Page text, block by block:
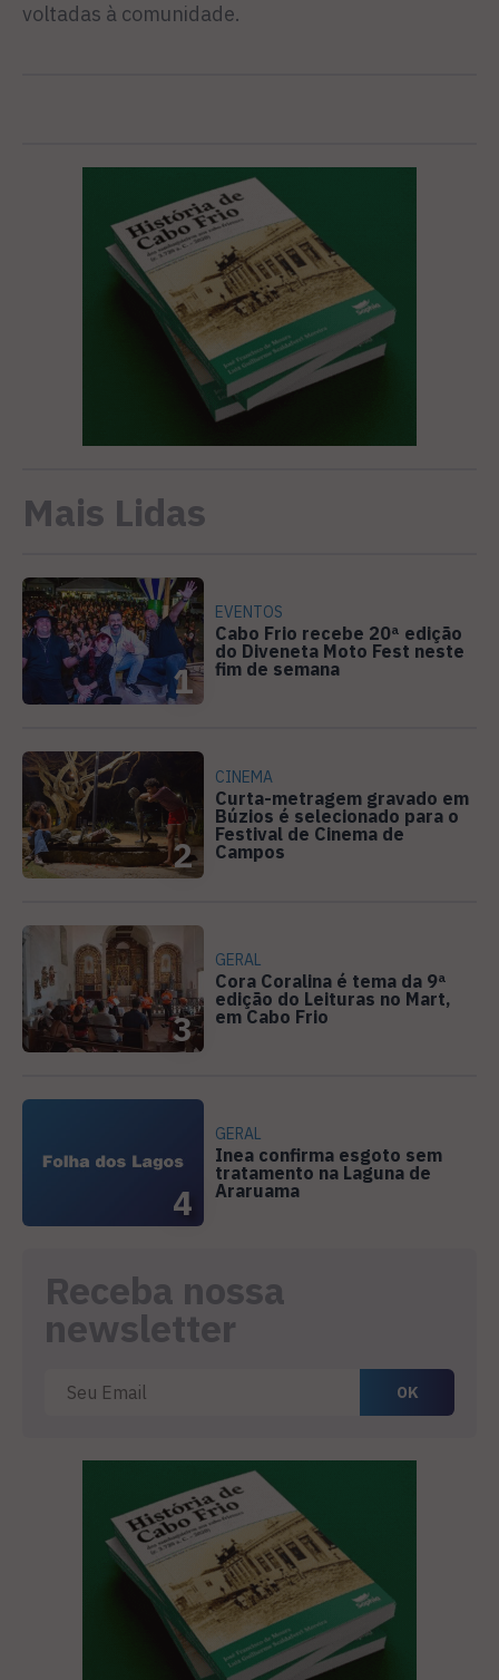
voltadas à comunidade.
Mais Lidas
1
EVENTOS
Cabo Frio recebe 20ª edição
do Diveneta Moto Fest neste
fim de semana
2
CINEMA
Curta-metragem gravado em
Búzios é selecionado para o
Festival de Cinema de
Campos
3
GERAL
Cora Coralina é tema da 9ª
edição do Leituras no Mart,
em Cabo Frio
4
GERAL
Inea confirma esgoto sem
tratamento na Laguna de
Araruama
Receba nossa
newsletter